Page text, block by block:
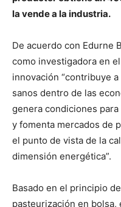
la vende a la industria.
De acuerdo con Edurne
como investigadora en
innovación “contribuye
sanos dentro de las
genera condiciones
y fomenta mercados de
el punto de vista de la
dimensión energética”.
Basado en el principio
pasteurización en